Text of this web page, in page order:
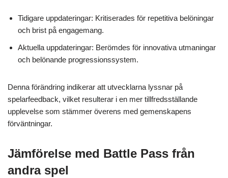
Tidigare uppdateringar: Kritiserades för repetitiva belöningar
och brist på engagemang.
Aktuella uppdateringar: Berömdes för innovativa utmaningar
och belönande progressionssystem.
Denna förändring indikerar att utvecklarna lyssnar på
spelarfeedback, vilket resulterar i en mer tillfredsställande
upplevelse som stämmer överens med gemenskapens
förväntningar.
Jämförelse med Battle Pass från
andra spel